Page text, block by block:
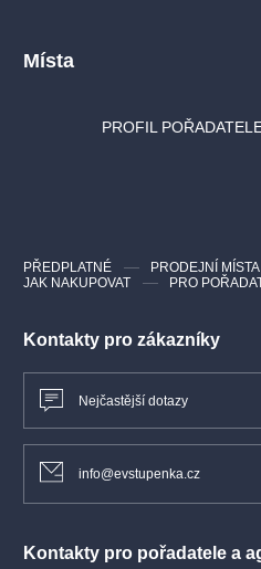
pořád kluk!
Místa
PROFIL
Kontakty pro zákazníky
Nejčastější dotazy
info@evstupenka.cz
Kontakty pro pořadatele a
PŘEDPLATNÉ PRODEJNÍ MÍSTA
JAK NAKUPOVAT
PRO